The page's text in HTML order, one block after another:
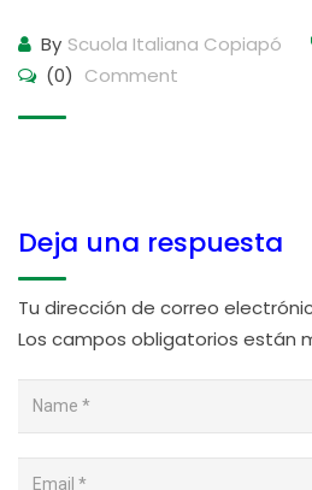
By Scuola Italiana Copiapó
(0) Comment
Deja una respuesta
Tu dirección de correo
Los campos obligatorios están